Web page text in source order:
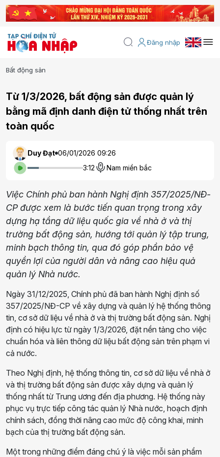
Đăng nhập
Bất động sản
Từ 1/3/2026, bất động sản được quản lý
bằng mã định danh điện tử thống nhất trên
toàn quốc
Duy Đạt 06/01/2026 09:26
3:12
Nam miền bắc
Việc Chính phủ ban hành Nghị định 357/2025/NĐ-
CP được xem là bước tiến quan trọng trong xây
dựng hạ tầng dữ liệu quốc gia về nhà ở và thị
trường bất động sản, hướng tới quản lý tập trung,
minh bạch thông tin, qua đó góp phần bảo vệ
quyền lợi của người dân và nâng cao hiệu quả
quản lý Nhà nước.
Ngày 31/12/2025, Chính phủ đã ban hành Nghị định số
357/2025/NĐ-CP về xây dựng và quản lý hệ thống thông
tin, cơ sở dữ liệu về nhà ở và thị trường bất động sản. Nghị
định có hiệu lực từ ngày 1/3/2026, đặt nền tảng cho việc
chuẩn hóa và liên thông dữ liệu bất động sản trên phạm vi
cả nước.
Theo Nghị định, hệ thống thông tin, cơ sở dữ liệu về nhà ở
và thị trường bất động sản được xây dựng và quản lý
thống nhất từ Trung ương đến địa phương. Hệ thống này
phục vụ trực tiếp công tác quản lý Nhà nước, hoạch định
chính sách, đồng thời nâng cao mức độ công khai, minh
bạch của thị trường bất động sản.
Một trong những điểm đáng chú ý là việc mỗi sản phẩm